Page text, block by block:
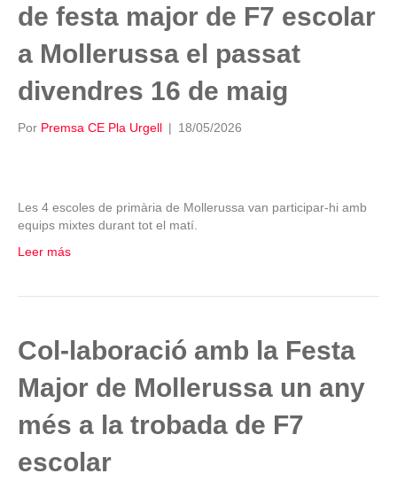
de festa major de F7 escolar
a Mollerussa el passat
divendres 16 de maig
Por Premsa CE Pla Urgell | 18/05/2026
Les 4 escoles de primària de Mollerussa van participar-hi amb
equips mixtes durant tot el matí.
Leer más
Col-laboració amb la Festa
Major de Mollerussa un any
més a la trobada de F7
escolar